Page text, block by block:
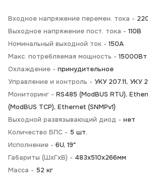
Входное напряжение перемен. тока -
Выходное напряжение пост. тока - 110В
Номинальный выходной ток - 150А
Макс. потребляемая мощность - 15000Вт
Охлаждение - принудительное
Управление и контроль - УКУ 207.11, УКУ
Мониторинг - RS485 (ModBUS RTU),
(ModBUS TCP), Ethernet (SNMPv1)
Выходной развязывающий диод - нет
Количество БПС - 5 шт.
Исполнение - 6U, 19"
Габариты (ШхГхВ) - 483х510х266мм
Масса - 52 кг